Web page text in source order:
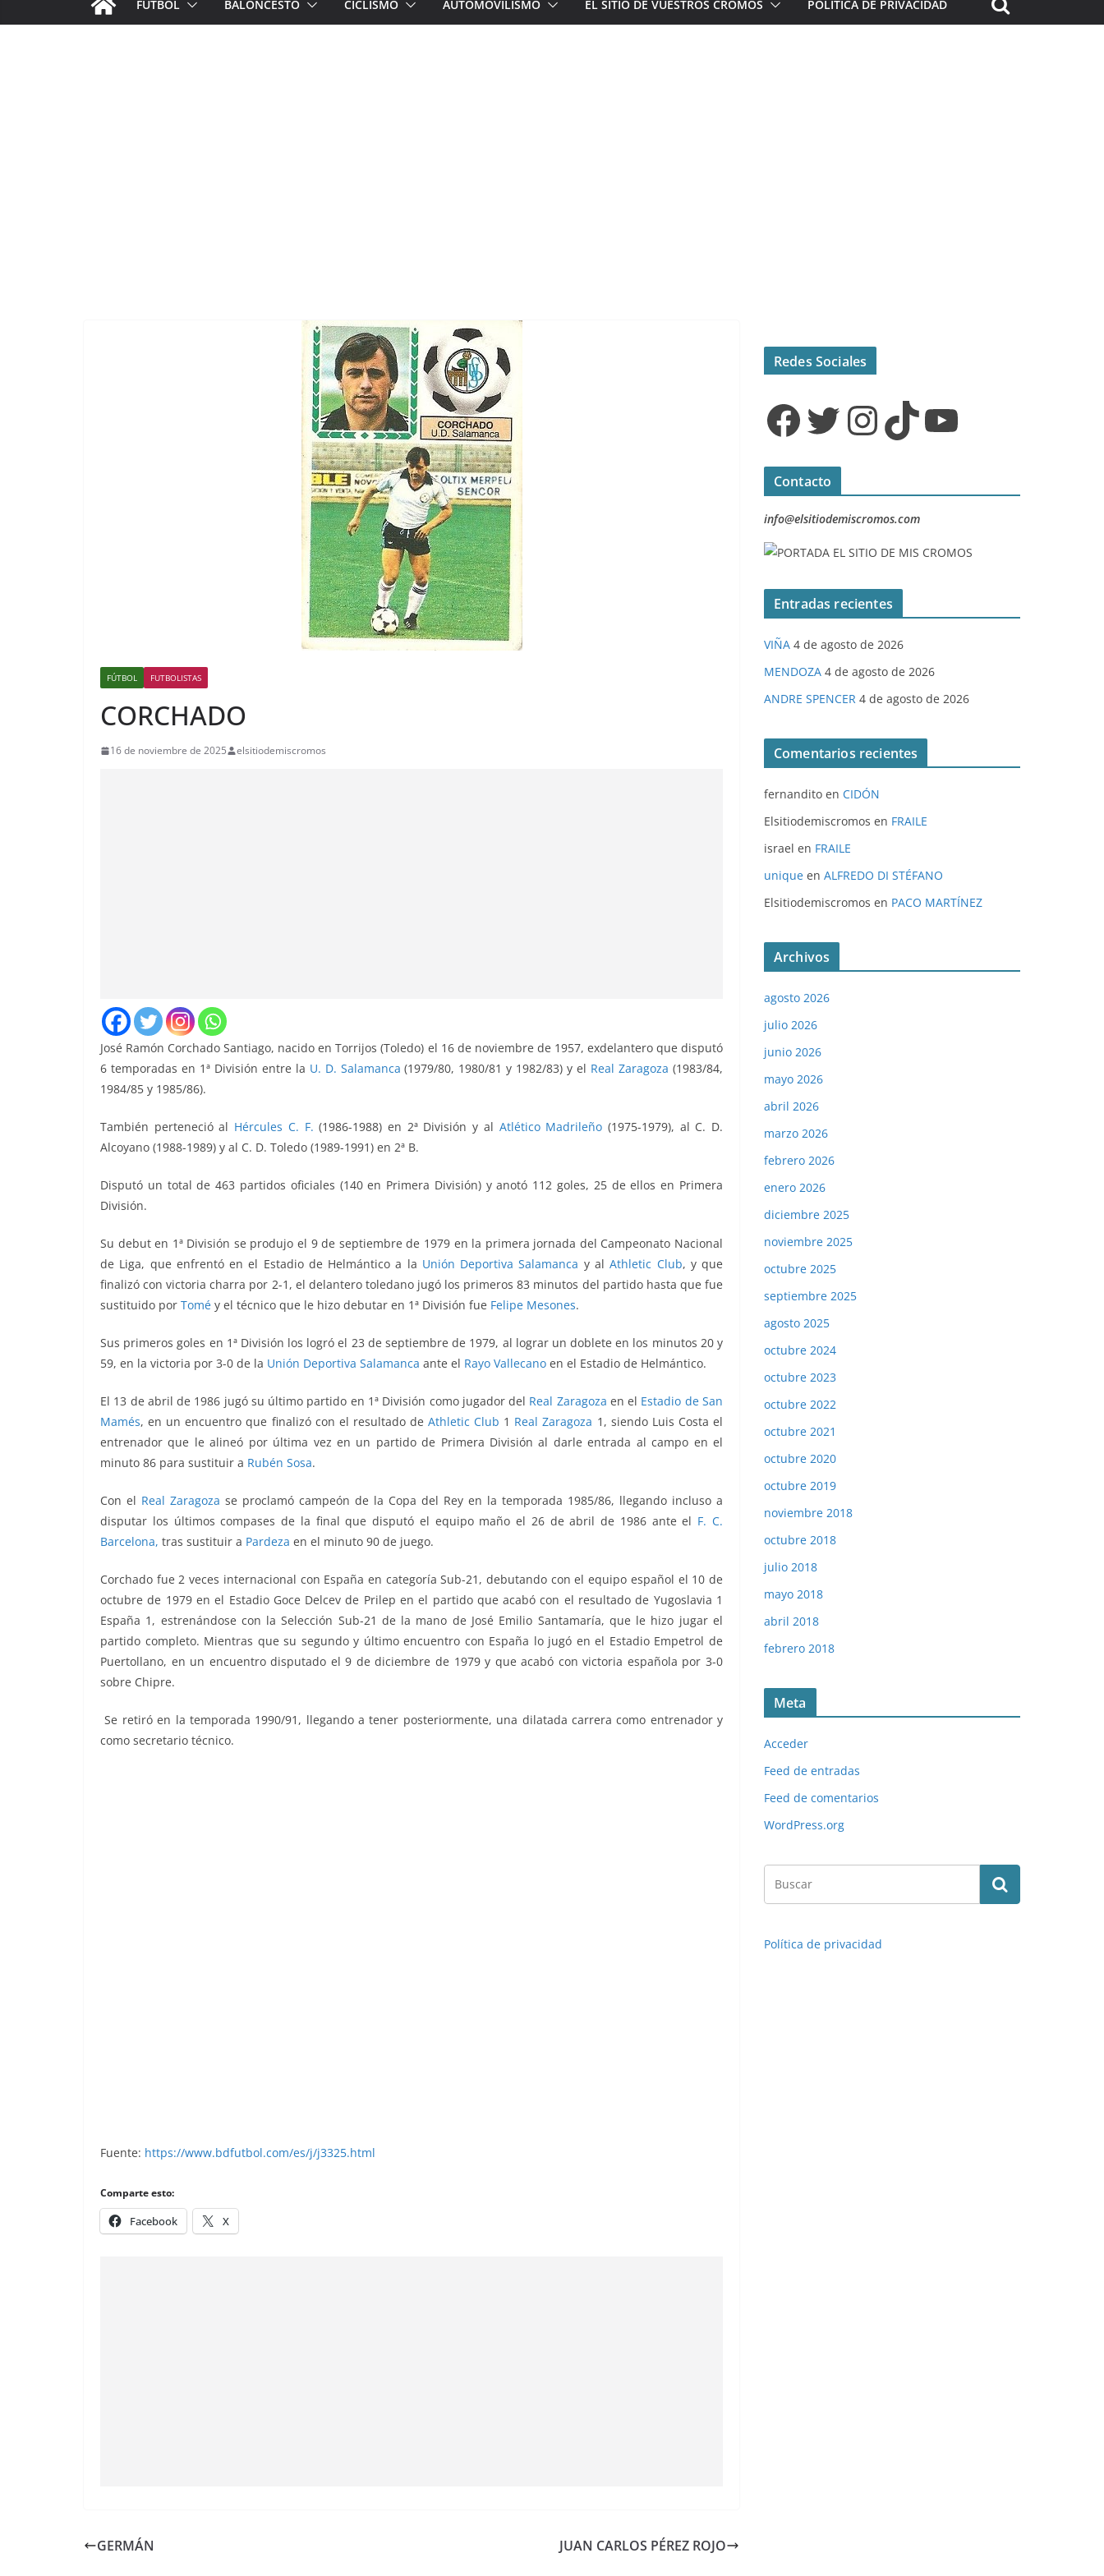
FÚTBOL BALONCESTO CICLISMO AUTOMOVILISMO EL SITIO DE VUESTROS CROMOS POLÍTICA DE PRIVACIDAD
FÚTBOL FUTBOLISTAS
CORCHADO
16 de noviembre de 2025 elsitiodemiscromos
José Ramón Corchado Santiago, nacido en Torrijos (Toledo) el 16 de noviembre de 1957, exdelantero que disputó
6 temporadas en 1ª División entre la U. D. Salamanca (1979/80, 1980/81 y 1982/83) y el Real Zaragoza (1983/84,
1984/85 y 1985/86).
También perteneció al Hércules C. F. (1986-1988) en 2ª División y al Atlético Madrileño (1975-1979), al C. D.
Alcoyano (1988-1989) y al C. D. Toledo (1989-1991) en 2ª B.
Disputó un total de 463 partidos oficiales (140 en Primera División) y anotó 112 goles, 25 de ellos en Primera
División.
Su debut en 1ª División se produjo el 9 de septiembre de 1979 en la primera jornada del Campeonato Nacional
de Liga, que enfrentóen el Estadio de Helmánticoa la Unión Deportiva Salamanca y alAthletic Club, y que
finalizó con victoria charra por 2-1, el delantero toledano jugó los primeros 83 minutos del partido hasta que fue
sustituido por Tomé y el técnico que le hizo debutar en 1ª División fue Felipe Mesones.
Sus primeros goles en 1ª División los logró el 23 de septiembre de 1979, al lograr un doblete en los minutos 20 y
59, en la victoria por 3-0 de la Unión Deportiva Salamanca ante el Rayo Vallecano en el Estadio de Helmántico.
El 13 de abril de 1986 jugó su último partido en 1ª División como jugador del Real Zaragoza en el Estadio de San
Mamés, en un encuentro que finalizó con el resultado deAthletic Club 1 Real Zaragoza 1, siendo Luis Costa el
entrenador que le alineó por última vez en un partido de Primera División al darle entrada al campo en el
minuto 86 para sustituir a Rubén Sosa.
Con el Real Zaragoza se proclamó campeón de la Copa del Rey en la temporada 1985/86, llegando incluso a
disputar los últimos compases de la final que disputó el equipo maño el 26 de abril de 1986 ante el F. C.
Barcelona, tras sustituir a Pardeza en el minuto 90 de juego.
Corchado fue 2 veces internacional con España en categoría Sub-21, debutando con el equipo español el 10 de
octubre de 1979 en el Estadio Goce Delcev de Prilep en el partido que acabó con el resultado de Yugoslavia 1
España 1, estrenándose con la Selección Sub-21 de la mano de José Emilio Santamaría, que le hizo jugar el
partido completo. Mientras que su segundo y último encuentro con España lo jugó en el Estadio Empetrol de
Puertollano, en un encuentro disputado el 9 de diciembre de 1979 y que acabó con victoria española por 3-0
sobre Chipre.
Se retiró en la temporada 1990/91, llegando a tener posteriormente, una dilatada carrera como entrenador y
como secretario técnico.
Liga 84-85. Corchado (Real Zaragoza). Ediciones Este.
Fuente: https://www.bdfutbol.com/es/j/j3325.html
Comparte esto:
Facebook X
GERMÁN JUAN CARLOS PÉREZ ROJO
Redes Sociales
Facebook Twitter InstagramTikTok YouTube
Contacto
info@elsitiodemiscromos.com
Entradas recientes
VIÑA 4 de agosto de 2026
MENDOZA 4 de agosto de 2026
ANDRE SPENCER 4 de agosto de 2026
Comentarios recientes
fernandito en CIDÓN
Elsitiodemiscromos en FRAILE
israel en FRAILE
unique en ALFREDO DI STÉFANO
Elsitiodemiscromos en PACO MARTÍNEZ
Archivos
agosto 2026
julio 2026
junio 2026
mayo 2026
abril 2026
marzo 2026
febrero 2026
enero 2026
diciembre 2025
noviembre 2025
octubre 2025
septiembre 2025
agosto 2025
octubre 2024
octubre 2023
octubre 2022
octubre 2021
octubre 2020
octubre 2019
noviembre 2018
octubre 2018
julio 2018
mayo 2018
abril 2018
febrero 2018
Meta
Acceder
Feed de entradas
Feed de comentarios
WordPress.org
Política de privacidad